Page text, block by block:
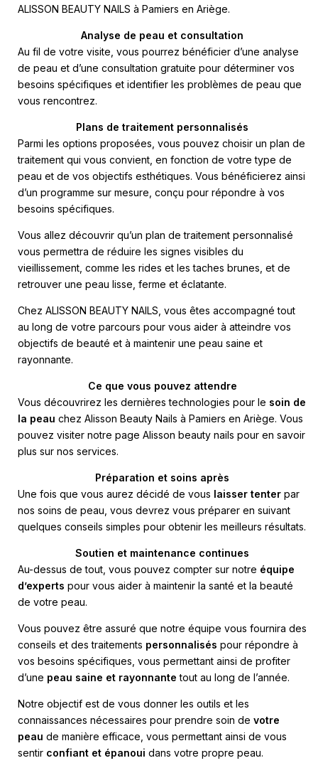
ALISSON BEAUTY NAILS à Pamiers en Ariège.
Analyse de peau et consultation
Au fil de votre visite, vous pourrez bénéficier d’une analyse
de peau et d’une consultation gratuite pour déterminer vos
besoins spécifiques et identifier les problèmes de peau que
vous rencontrez.
Plans de traitement personnalisés
Parmi les options proposées, vous pouvez choisir un plan de
traitement qui vous convient, en fonction de votre type de
peau et de vos objectifs esthétiques. Vous bénéficierez ainsi
d’un programme sur mesure, conçu pour répondre à vos
besoins spécifiques.
Vous allez découvrir qu’un plan de traitement personnalisé
vous permettra de réduire les signes visibles du
vieillissement, comme les rides et les taches brunes, et de
retrouver une peau lisse, ferme et éclatante.
Chez ALISSON BEAUTY NAILS, vous êtes accompagné tout
au long de votre parcours pour vous aider à atteindre vos
objectifs de beauté et à maintenir une peau saine et
rayonnante.
Ce que vous pouvez attendre
Vous découvrirez les dernières technologies pour le soin de
la peau chez Alisson Beauty Nails à Pamiers en Ariège. Vous
pouvez visiter notre page Alisson beauty nails pour en savoir
plus sur nos services.
Préparation et soins après
Une fois que vous aurez décidé de vous laisser tenter par
nos soins de peau, vous devrez vous préparer en suivant
quelques conseils simples pour obtenir les meilleurs résultats.
Soutien et maintenance continues
Au-dessus de tout, vous pouvez compter sur notre équipe
d’experts pour vous aider à maintenir la santé et la beauté
de votre peau.
Vous pouvez être assuré que notre équipe vous fournira des
conseils et des traitements personnalisés pour répondre à
vos besoins spécifiques, vous permettant ainsi de profiter
d’une peau saine et rayonnante tout au long de l’année.
Notre objectif est de vous donner les outils et les
connaissances nécessaires pour prendre soin de votre
peau de manière efficace, vous permettant ainsi de vous
sentir confiant et épanoui dans votre propre peau.